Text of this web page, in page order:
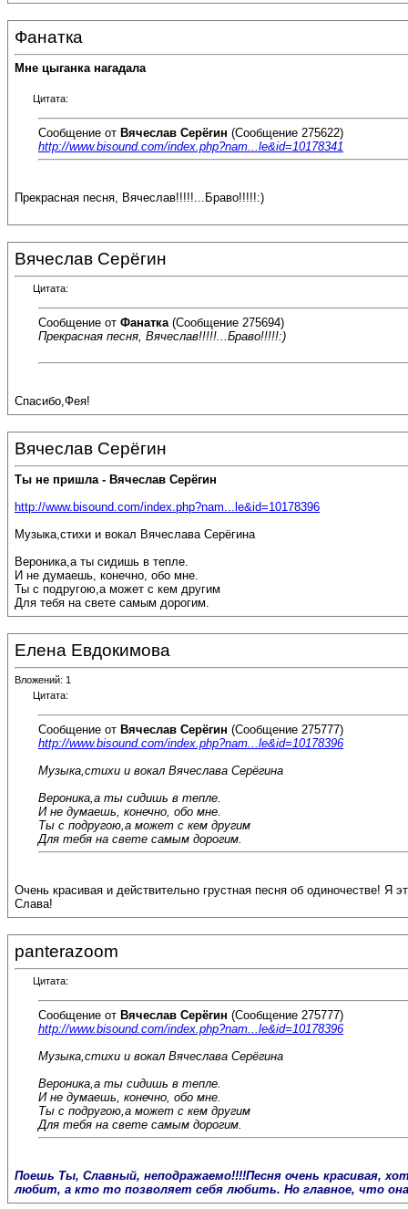
Фанатка
Мне цыганка нагадала
Цитата:
Сообщение от Вячеслав Серёгин (Сообщение 275622)
http://www.bisound.com/index.php?nam...le&id=10178341
Прекрасная песня, Вячеслав!!!!!...Браво!!!!!:)
Вячеслав Серёгин
Цитата:
Сообщение от Фанатка (Сообщение 275694)
Прекрасная песня, Вячеслав!!!!!...Браво!!!!!:)
Спасибо,Фея!
Вячеслав Серёгин
Ты не пришла - Вячеслав Серёгин
http://www.bisound.com/index.php?nam...le&id=10178396
Музыка,стихи и вокал Вячеслава Серёгина
Вероника,а ты сидишь в тепле.
И не думаешь, конечно, обо мне.
Ты с подругою,а может с кем другим
Для тебя на свете самым дорогим.
Елена Евдокимова
Вложений: 1
Цитата:
Сообщение от Вячеслав Серёгин (Сообщение 275777)
http://www.bisound.com/index.php?nam...le&id=10178396
Музыка,стихи и вокал Вячеслава Серёгина
Вероника,а ты сидишь в тепле.
И не думаешь, конечно, обо мне.
Ты с подругою,а может с кем другим
Для тебя на свете самым дорогим.
Очень красивая и действительно грустная песня об одиночестве!
Слава!
panterazoom
Цитата:
Сообщение от Вячеслав Серёгин (Сообщение 275777)
http://www.bisound.com/index.php?nam...le&id=10178396
Музыка,стихи и вокал Вячеслава Серёгина
Вероника,а ты сидишь в тепле.
И не думаешь, конечно, обо мне.
Ты с подругою,а может с кем другим
Для тебя на свете самым дорогим.
Поешь Ты, Славный, неподражаемо!!!!Песня очень красивая,
любит, а кто то позволяет себя любить. Но главное, что